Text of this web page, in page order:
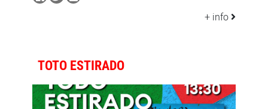
+ info
TOTO ESTIRADO